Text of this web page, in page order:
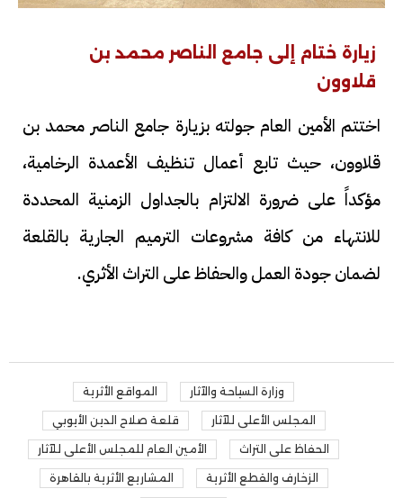
زيارة ختام إلى جامع الناصر محمد بن
قلاوون
اختتم الأمين العام جولته بزيارة جامع الناصر محمد بن
قلاوون، حيث تابع أعمال تنظيف الأعمدة الرخامية،
مؤكداً على ضرورة الالتزام بالجداول الزمنية المحددة
للانتهاء من كافة مشروعات الترميم الجارية بالقلعة
لضمان جودة العمل والحفاظ على التراث الأثري.
وزارة السياحة والآثار المواقع الأثرية
المجلس الأعلى للآثار قلعة صلاح الدين الأيوبي
الحفاظ على التراث الأمين العام للمجلس الأعلى للآثار
الزخارف والقطع الأثرية المشاريع الأثرية بالقاهرة